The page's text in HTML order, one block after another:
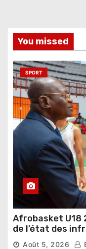
You missed
SPORT
Afrobasket U18
de l’état des
pour les
Août 5, 2026